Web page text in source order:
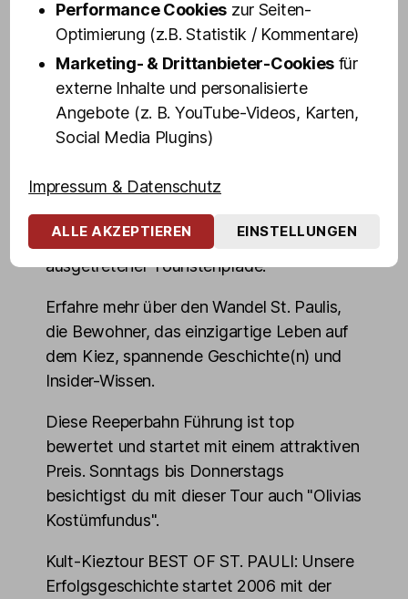
St. Pauli" - Altes und Neues, Geheimtipps
und Dinge, die du über den weltbekanntem
Stadtteil wissen musst.
Blicke hinter die Kulissen von Hamburgs
"sündigster Meile" und erlebe die
ungeschminkt. Entdecke die dunkelsten
Ecken, mörderischsten Kneipen,
denkwürdigsten Orte, auch abseits
ausgetretener Touristenpfade.
Erfahre mehr über den Wandel St. Paulis,
die Bewohner, das einzigartige Leben auf
dem Kiez, spannende Geschichte(n) und
Insider-Wissen.
Diese Reeperbahn Führung ist top
bewertet und startet mit einem attraktiven
Preis. Sonntags bis Donnerstags
besichtigst du mit dieser Tour auch "Olivias
Kostümfundus".
Kult-Kieztour BEST OF ST. PAULI: Unsere
Erfolgsgeschichte startet 2006 mit der
Performance Cookies zur Seiten-
Optimierung (z.B. Statistik / Kommentare)
Marketing- & Drittanbieter-Cookies für
externe Inhalte und personalisierte
Angebote (z. B. YouTube-Videos, Karten,
Social Media Plugins)
Impressum & Datenschutz
ALLE AKZEPTIEREN EINSTELLUNGEN